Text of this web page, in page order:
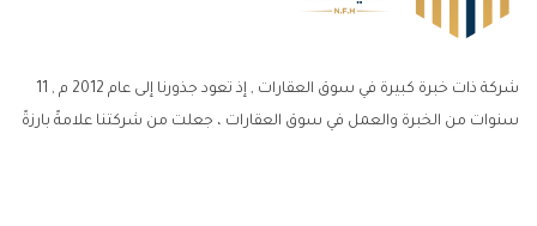
شركة ذات خبرة كبيرة في سوق العقارات , إذ تعود جذورنا إلى عام 2012 م , 11
سنوات من الخبرة والعمل في سوق العقارات ، جعلت من شركتنا علامةً بارزةً